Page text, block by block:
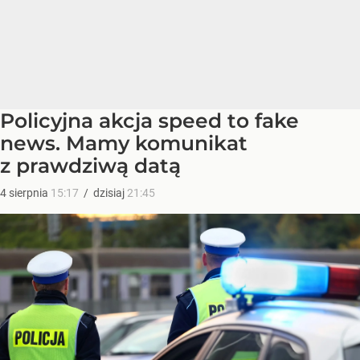
Policyjna akcja speed to fake
news. Mamy komunikat
z prawdziwą datą
4 sierpnia 15:17 / dzisiaj 21:45